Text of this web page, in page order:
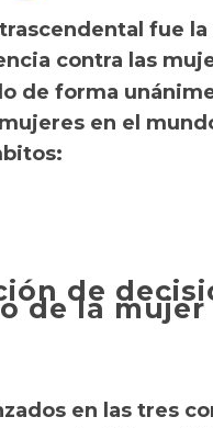
fue
contra las
de forma
en el
de
de la mujer
en las tres